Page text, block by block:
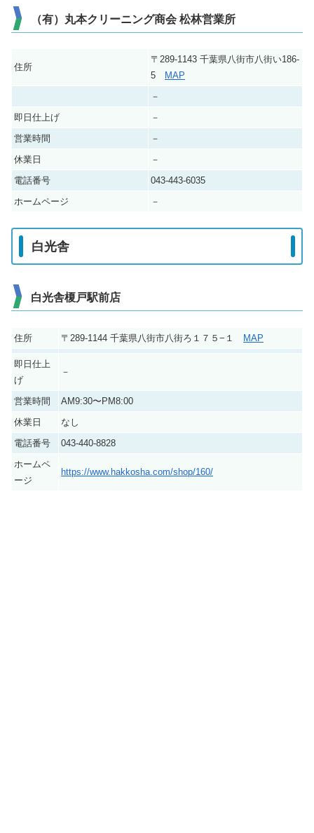
（有）丸本クリーニング商会 松林営業所
住所
〒289-1143 千葉県八街市八街い186-
5
MAP
－
即日仕上げ
－
営業時間
－
休業日
－
電話番号
043-443-6035
ホームページ
－
白光舎
白光舎榎戸駅前店
住所 〒289-1144 千葉県八街市八街ろ１７５−１ MAP
即日仕上
げ
－
営業時間
AM9:30〜PM8:00
休業日
なし
電話番号
043-440-8828
ホームペ
ージ
https://www.hakkosha.com/shop/160/